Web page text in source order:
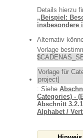
Details hierzu
„Beispiel:
insbesondere
Alternativ
Vorlage
Vorlage für
project]
: Siehe
Categories) -
Abschnitt
Alphabet /